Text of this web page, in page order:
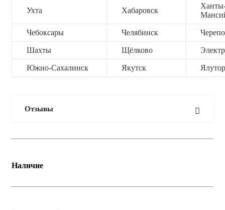
Ухта Хабаровск
Чебоксары Челябинск
Шахты Щёлково
Южно-Сахалинск Якутск
Отзывы
Наличие